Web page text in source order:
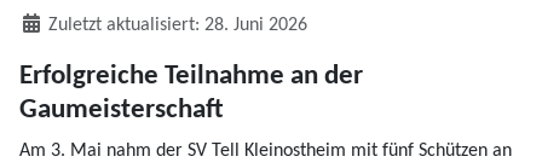
DetailsZuletzt aktualisiert: 28. Juni 2026
Erfolgreiche Teilnahme an der
Gaumeisterschaft
Am 3. Mai nahm der SV Tell Kleinostheim mit fünf Schützen an